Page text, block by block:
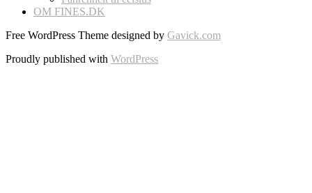
OM FINES.DK
Free WordPress Theme designed by Gavick.com
Proudly published with WordPress